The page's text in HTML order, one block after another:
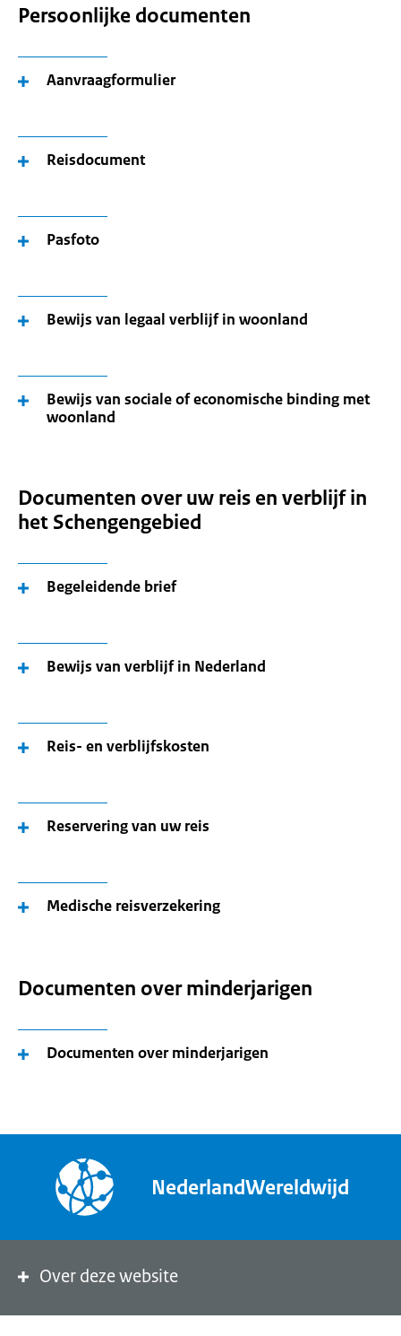
Persoonlijke documenten
Aanvraagformulier
Reisdocument
Pasfoto
Bewijs van legaal verblijf in woonland
Bewijs van sociale of economische binding met
woonland
Documenten over uw reis en verblijf in
het Schengengebied
Begeleidende brief
Bewijs van verblijf in Nederland
Reis- en verblijfskosten
Reservering van uw reis
Medische reisverzekering
Documenten over minderjarigen
Documenten over minderjarigen
NederlandWereldwijd
Over deze website